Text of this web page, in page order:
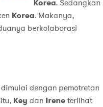
Korea. Sedangkan
Korea. Makanya,
berkolaborasi
dengan pemotretan
Key dan Ireneterlihat